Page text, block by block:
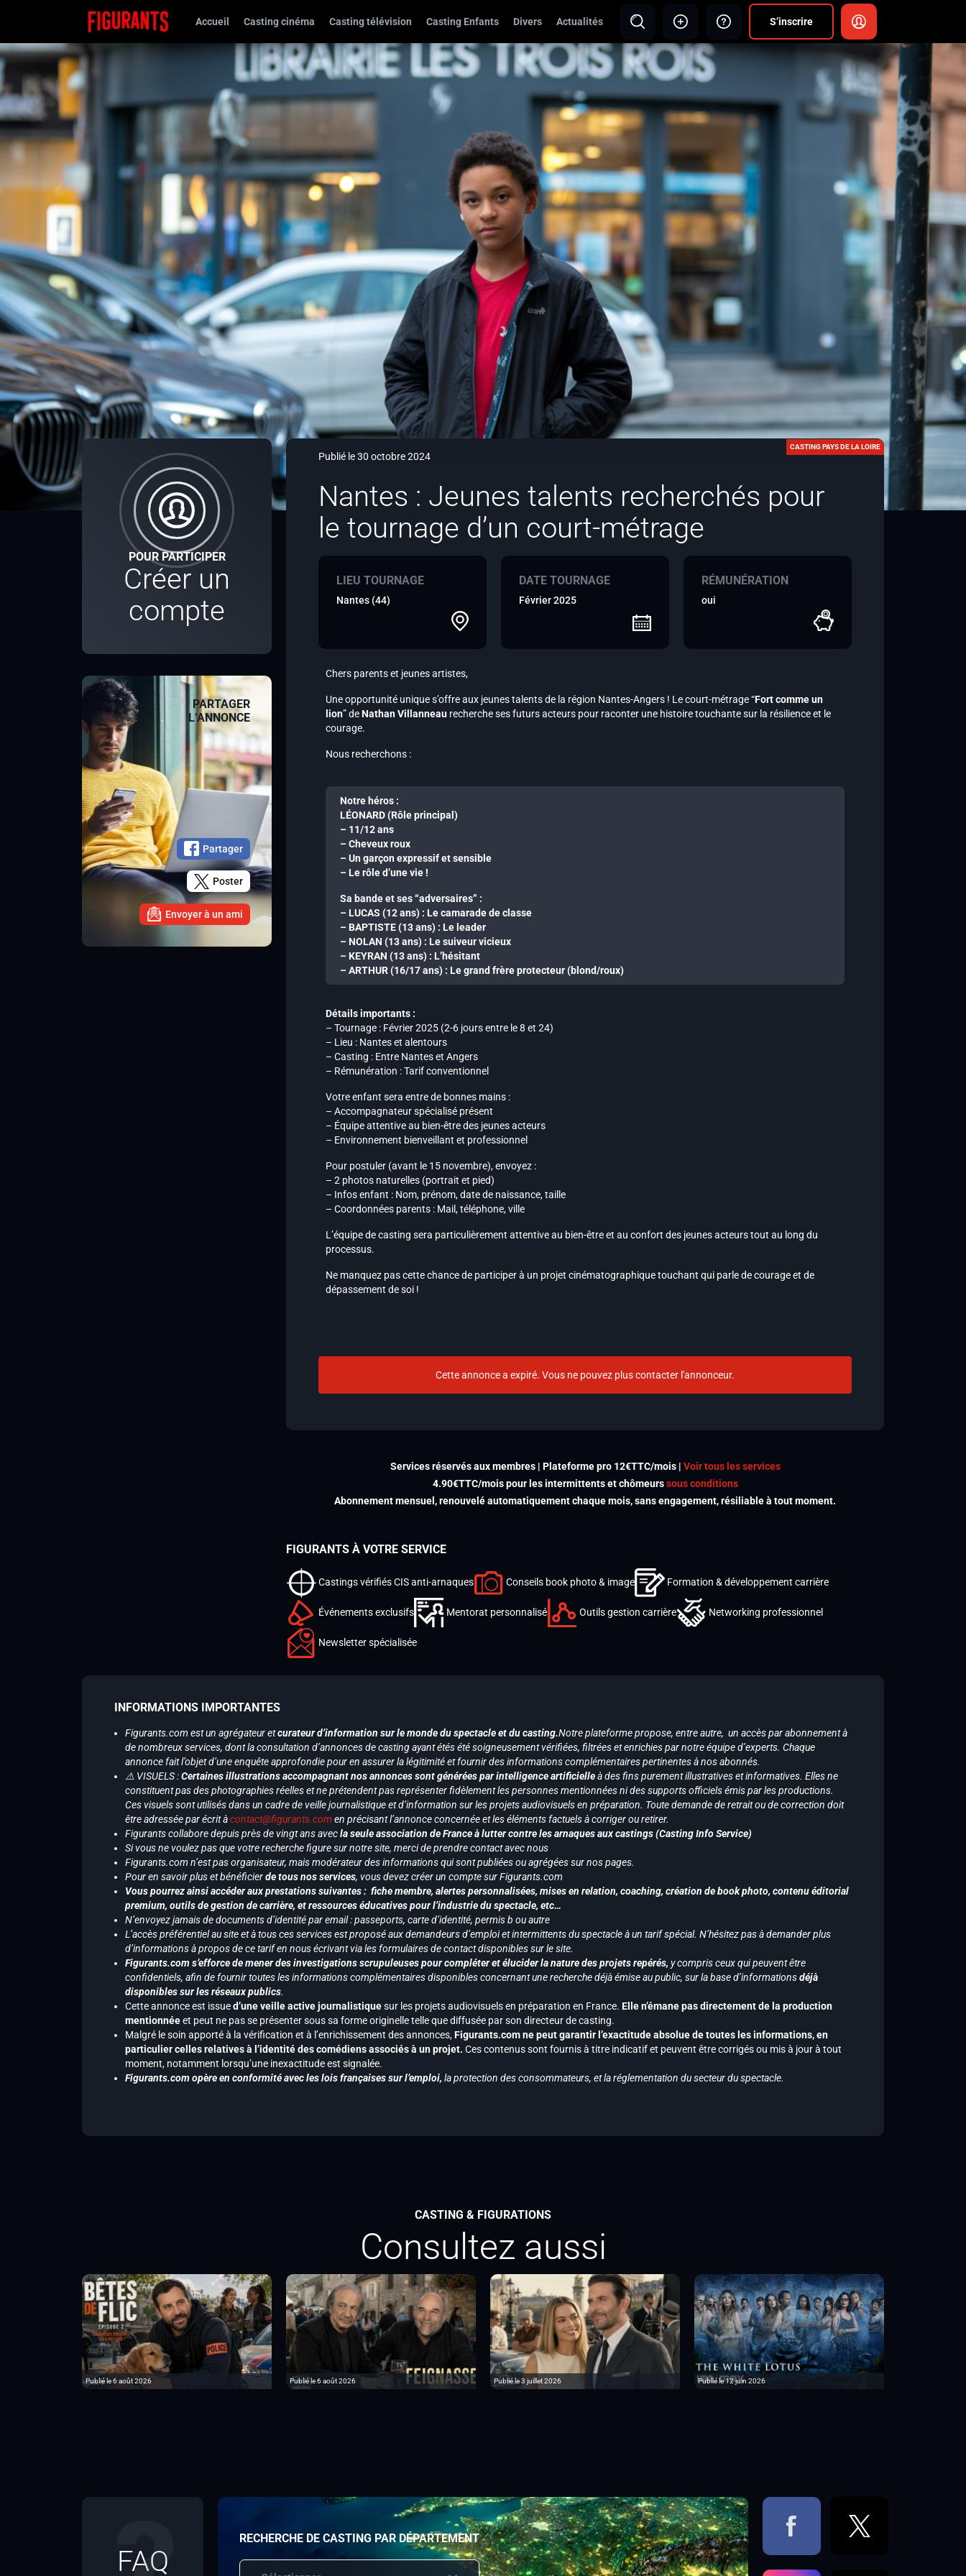
Accueil Casting cinéma Casting télévision Casting Enfants Divers Actualités S’inscrire
POUR PARTICIPER
Créer un
compte
PARTAGER
L’ANNONCE
Partager
Poster
Envoyer à un ami
Publié le 30 octobre 2024
CASTING PAYS DE LA LOIRE
Nantes : Jeunes talents recherchés pour
le tournage d’un court-métrage
LIEU TOURNAGE
Nantes (44)
DATE TOURNAGE
Février 2025
RÉMUNÉRATION
oui
Chers parents et jeunes artistes,
Une opportunité unique s’offre aux jeunes talents de la région Nantes-Angers ! Le court-métrage “Fort comme un
lion” deNathan Villanneau recherche ses futurs acteurs pour raconter une histoire touchante sur la résilience et le
courage.
Nous recherchons :
Notre héros :
LÉONARD (Rôle principal)
– 11/12 ans
– Cheveux roux
– Un garçon expressif et sensible
– Le rôle d’une vie !
Sa bande et ses “adversaires” :
– LUCAS (12 ans) : Le camarade de classe
– BAPTISTE (13 ans) : Le leader
– NOLAN (13 ans) : Le suiveur vicieux
– KEYRAN (13 ans) : L’hésitant
– ARTHUR (16/17 ans) : Le grand frère protecteur (blond/roux)
Détails importants :
– Tournage : Février 2025 (2-6 jours entre le 8 et 24)
– Lieu : Nantes et alentours
– Casting : Entre Nantes et Angers
– Rémunération : Tarif conventionnel
Votre enfant sera entre de bonnes mains :
– Accompagnateur spécialisé présent
– Équipe attentive au bien-être des jeunes acteurs
– Environnement bienveillant et professionnel
Pour postuler (avant le 15 novembre), envoyez :
– 2 photos naturelles (portrait et pied)
– Infos enfant : Nom, prénom, date de naissance, taille
– Coordonnées parents : Mail, téléphone, ville
L’équipe de casting sera particulièrement attentive au bien-être et au confort des jeunes acteurs tout au long du
processus.
Ne manquez pas cette chance de participer à un projet cinématographique touchant qui parle de courage et de
dépassement de soi !
Cette annonce a expiré. Vous ne pouvez plus contacter l'annonceur.
Services réservés aux membres | Plateforme pro 12€TTC/mois | Voir tous les services
4.90€TTC/mois pour les intermittents et chômeurssous conditions
Abonnement mensuel, renouvelé automatiquement chaque mois, sans engagement, résiliable à tout moment.
FIGURANTS À VOTRE SERVICE
Castings vérifiés CIS anti-arnaques Conseils book photo & image Formation & développement carrière
Événements exclusifs Mentorat personnalisé Outils gestion carrière Networking professionnel
Newsletter spécialisée
INFORMATIONS IMPORTANTES
Figurants.com est un agrégateur etcurateur d’information sur le monde du spectacle et du casting.Notre plateforme propose, entre autre, un accès par abonnement à
de nombreux services, dont la consultation d’annonces de casting ayant étés été soigneusement vérifiées, filtrées et enrichies par notre équipe d’experts. Chaque
annonce fait l’objet d’une enquête approfondie pour en assurer la légitimité et fournir des informations complémentaires pertinentes à nos abonnés.
⚠️ VISUELS :Certaines illustrations accompagnant nos annonces sont générées par intelligence artificielleà des fins purement illustratives et informatives. Elles ne
constituent pas des photographies réelles et ne prétendent pas représenter fidèlement les personnes mentionnées ni des supports officiels émis par les productions.
Ces visuels sont utilisés dans un cadre de veille journalistique et d’information sur les projets audiovisuels en préparation. Toute demande de retrait ou de correction doit
être adressée par écrit àcontact@figurants.com en précisant l’annonce concernée et les éléments factuels à corriger ou retirer.
Figurants collabore depuis près de vingt ans avecla seule association de France à lutter contre les arnaques aux castings (Casting Info Service)
Si vous ne voulez pas que votre recherche figure sur notre site, merci de prendre contact avec nous
Figurants.com n’est pas organisateur, mais modérateur des informations qui sont publiées ou agrégées sur nos pages.
Pour en savoir plus et bénéficierde tous nos services, vous devez créer un compte sur Figurants.com
Vous pourrez ainsi accéder aux prestations suivantes : fiche membre, alertes personnalisées, mises en relation, coaching, création de book photo, contenu éditorial
premium, outils de gestion de carrière, et ressources éducatives pour l’industrie du spectacle, etc…
N’envoyez jamais de documents d’identité par email : passeports, carte d’identité, permis b ou autre
L’accès préférentiel au site et à tous ces services est proposé aux demandeurs d’emploi et intermittents du spectacle à un tarif spécial. N’hésitez pas à demander plus
d’informations à propos de ce tarif en nous écrivant via les formulaires de contact disponibles sur le site.
Figurants.com s’efforce de mener des investigations scrupuleuses pour compléter et élucider la nature des projets repérés, y compris ceux qui peuvent être
confidentiels, afin de fournir toutes les informations complémentaires disponibles concernant une recherche déjà émise au public, sur la base d’informationsdéjà
disponibles sur les réseaux publics.
Cette annonce est issued’une veille active journalistiquesur les projets audiovisuels en préparation en France. Elle n’émane pas directement de la production
mentionnéeet peut ne pas se présenter sous sa forme originelle telle que diffusée par son directeur de casting.
Malgré le soin apporté à la vérification et à l’enrichissement des annonces,Figurants.com ne peut garantir l’exactitude absolue de toutes les informations, en
particulier celles relatives à l’identité des comédiens associés à un projet. Ces contenus sont fournis à titre indicatif et peuvent être corrigés ou mis à jour à tout
moment, notamment lorsqu’une inexactitude est signalée.
Figurants.com opère en conformité avec les lois françaises sur l’emploi, la protection des consommateurs, et la réglementation du secteur du spectacle.
CASTING & FIGURATIONS
Consultez aussi
Publié le 6 août 2026 Publié le 6 août 2026 Publié le 3 juillet 2026 Publié le 12 juin 2026
FAQ
RECHERCHE DE CASTING PAR DÉPARTEMENT